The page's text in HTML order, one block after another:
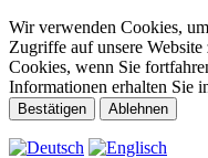
Wir verwenden Cookies,
Zugriffe auf unsere Website
Cookies, wenn Sie
Informationen erhalten Sie
Bestätigen Ablehnen